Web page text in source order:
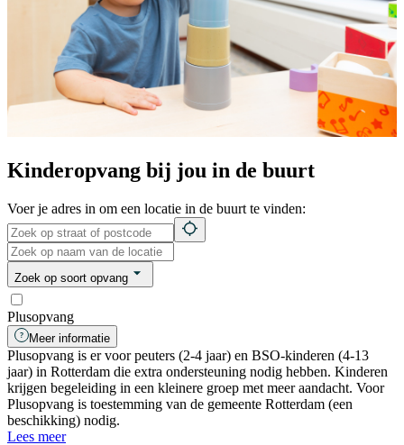
Kinderopvang bij jou in de buurt
Voer je adres in om een locatie in de buurt te vinden:
Zoek op soort opvang
Plusopvang
Meer informatie
Plusopvang is er voor peuters (2-4 jaar) en BSO-kinderen (4-13
jaar) in Rotterdam die extra ondersteuning nodig hebben. Kinderen
krijgen begeleiding in een kleinere groep met meer aandacht. Voor
Plusopvang is toestemming van de gemeente Rotterdam (een
beschikking) nodig.
Lees meer